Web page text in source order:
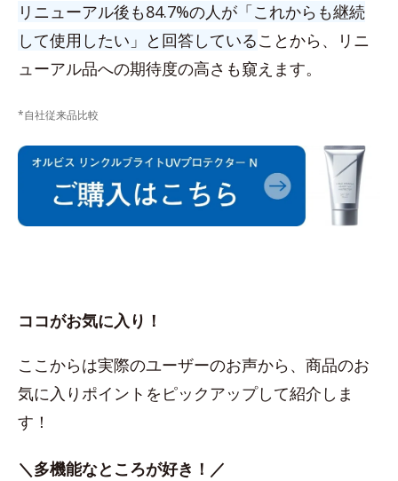
リニューアル後も84.7%の人が「これからも継続
して使用したい」と回答していることから、リニ
ューアル品への期待度の高さも窺えます。
*自社従来品比較
ココがお気に入り！
ここからは実際のユーザーのお声から、商品のお
気に入りポイントをピックアップして紹介しま
す！
＼多機能なところが好き！／